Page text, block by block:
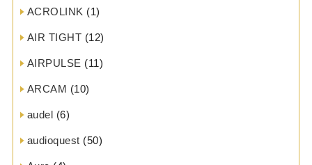
ACROLINK (1)
AIR TIGHT (12)
AIRPULSE (11)
ARCAM (10)
audel (6)
audioquest (50)